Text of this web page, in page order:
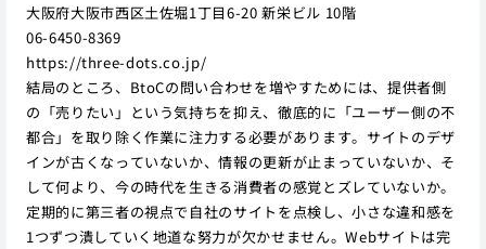
大阪府大阪市西区土佐堀1丁目6-20 新栄ビル 10階
06-6450-8369
https://three-dots.co.jp/
結局のところ、BtoCの問い合わせを増やすためには、提供者側
の「売りたい」という気持ちを抑え、徹底的に「ユーザー側の不
都合」を取り除く作業に注力する必要があります。サイトのデザ
インが古くなっていないか、情報の更新が止まっていないか、そ
して何より、今の時代を生きる消費者の感覚とズレていないか。
定期的に第三者の視点で自社のサイトを点検し、小さな違和感を
1つずつ潰していく地道な努力が欠かせません。Webサイトは完